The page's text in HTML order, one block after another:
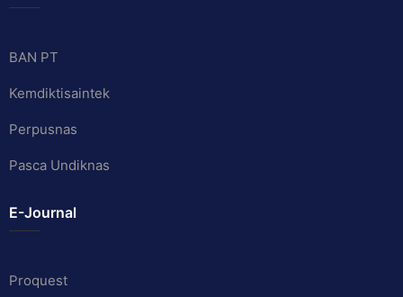
BAN PT
Kemdiktisaintek
Perpusnas
Pasca Undiknas
E-Journal
Proquest